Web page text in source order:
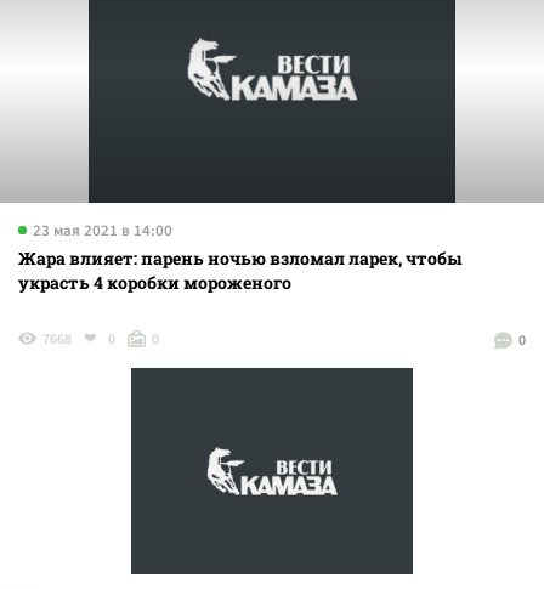
23 мая 2021 в 14:00
Жара влияет: парень ночью взломал ларек, чтобы
украсть 4 коробки мороженого
0
7668 0 0